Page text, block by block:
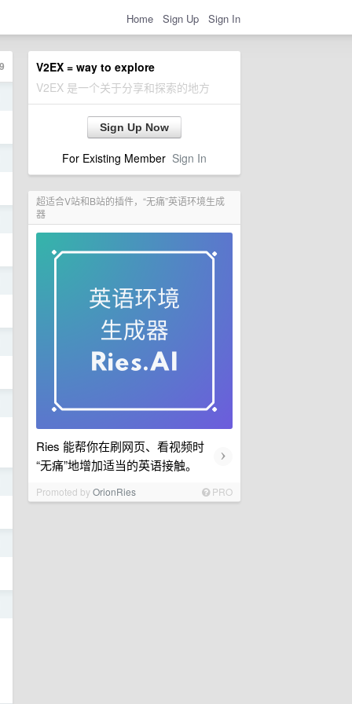
Home Sign Up Sign In
V2EX = way to explore
V2EX 是一个关于分享和探索的地方
Sign Up Now
For Existing Member Sign In
超适合V站和B站的插件，“无痛”英语环境生成
器
Ries 能帮你在刷网页、看视频时
“无痛”地增加适当的英语接触。
›
Promoted byOrionRies PRO